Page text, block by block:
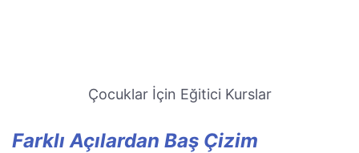
Çocuklar İçin Eğitici Kurslar
Farklı Açılardan Baş Çizim